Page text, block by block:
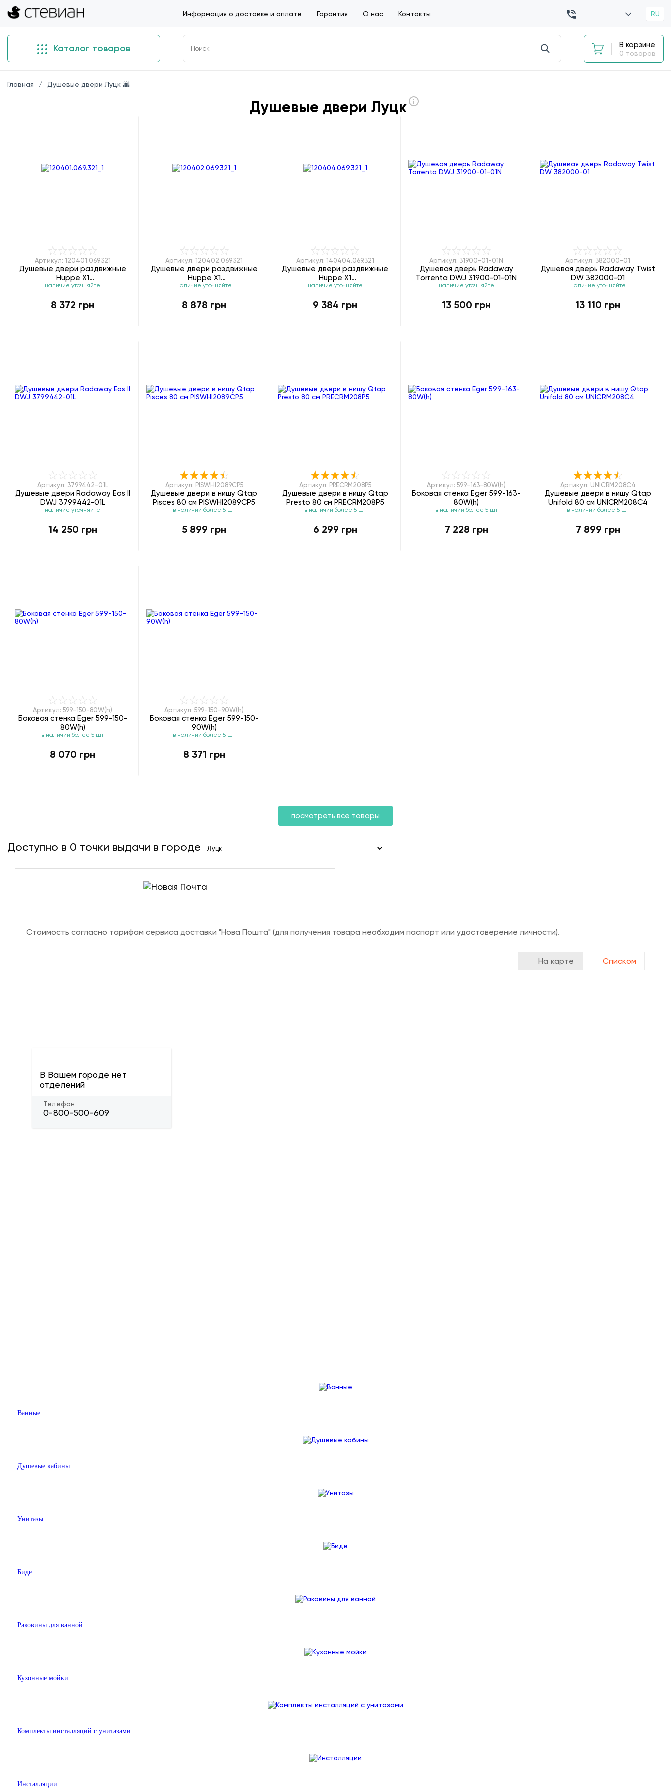
Информация о доставке и оплате Гарантия О нас Контакты RU
Каталог товаров В корзине
0 товаров
Главная Душевые двери Луцк 🌆
Душевые двери Луцк
Артикул: 120401.069.321
Душевые двери раздвижные
Huppe X1
120401.069.321/140401.069.321
наличие уточняйте
8 372 грн
Артикул: 120402.069.321
Душевые двери раздвижные
Huppe X1
120402.069.321/140402.069.321
наличие уточняйте
8 878 грн
Артикул: 140404.069.321
Душевые двери раздвижные
Huppe X1
120404.069.321/140404.069.321
наличие уточняйте
9 384 грн
Артикул: 31900-01-01N
Душевая дверь Radaway
Torrenta DWJ 31900-01-01N
наличие уточняйте
13 500 грн
Артикул: 382000-01
Душевая дверь Radaway Twist
DW 382000-01
наличие уточняйте
13 110 грн
Артикул: 3799442-01L
Душевые двери Radaway Eos II
DWJ 3799442-01L
наличие уточняйте
14 250 грн
Артикул: PISWHI2089CP5
Душевые двери в нишу Qtap
Pisces 80 см PISWHI2089CP5
в наличии более 5 шт
5 899 грн
Артикул: PRECRM208P5
Душевые двери в нишу Qtap
Presto 80 см PRECRM208P5
в наличии более 5 шт
6 299 грн
Артикул: 599-163-80W(h)
Боковая стенка Eger 599-163-
80W(h)
в наличии более 5 шт
7 228 грн
Артикул: UNICRM208C4
Душевые двери в нишу Qtap
Unifold 80 см UNICRM208C4
в наличии более 5 шт
7 899 грн
Артикул: 599-150-80W(h)
Боковая стенка Eger 599-150-
80W(h)
в наличии более 5 шт
8 070 грн
Артикул: 599-150-90W(h)
Боковая стенка Eger 599-150-
90W(h)
в наличии более 5 шт
8 371 грн
посмотреть все товары
Доступно в 0 точки выдачи в городе
Стоимость согласно тарифам сервиса доставки "Нова Пошта" (для получения товара необходим паспорт или удостоверение личности).
На карте Списком
В Вашем городе нет
отделений
Телефон
0-800-500-609
Ванные
Душевые кабины
Унитазы
Биде
Раковины для ванной
Кухонные мойки
Комплекты инсталляций с унитазами
Инсталляции